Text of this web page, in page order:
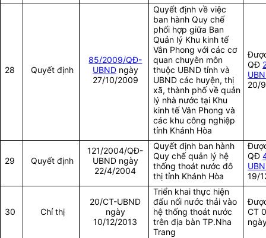
28 Quyết định
85/2009/QĐ-
UBNDngày
27/10/2009
Quyết định về việc
ban hành Quy chế
phối hợp giữa Ban
Quản lý Khu kinh tế
Vân Phong với các cơ
quan chuyên môn
thuộc UBND tỉnh và
UBND các huyện, thị
xã, thành phố về quản
lý nhà nước tại Khu
kinh tế Vân Phong và
các khu công nghiệp
tỉnh Khánh Hòa
QĐ
20/
29 Quyết định
121/2004/QĐ-
UBND ngày
22/4/2004
Quyết định ban hành
Quy chế quản lý hệ
thống thoát nước đô
thị tỉnh Khánh Hòa
QĐ
19/
30 Chỉ thị
20/CT-UBND
ngày
10/12/2013
Triển khai thực hiện
đấu nối nước thải vào
hệ thống thoát nước
trên địa bàn TP.Nha
Trang
CT